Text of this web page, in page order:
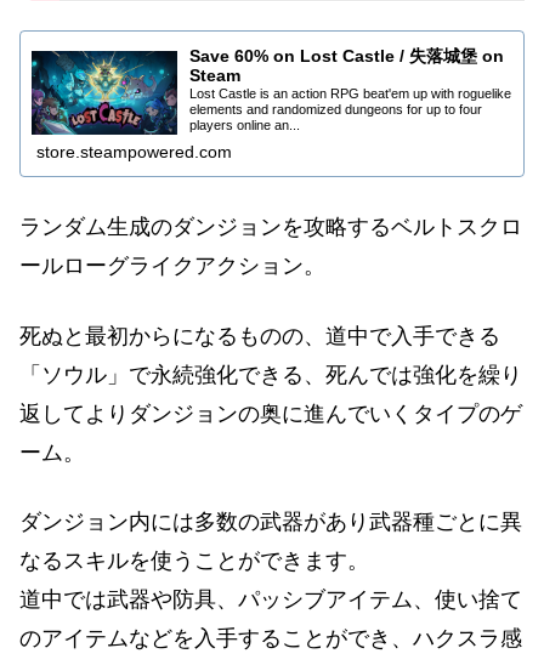
Save 60% on Lost Castle / 失落城堡 on
Steam
Lost Castle is an action RPG beat'em up with roguelike
elements and randomized dungeons for up to four
players online an...
store.steampowered.com
ランダム生成のダンジョンを攻略するベルトスクロ
ールローグライクアクション。
死ぬと最初からになるものの、道中で入手できる
「ソウル」で永続強化できる、死んでは強化を繰り
返してよりダンジョンの奥に進んでいくタイプのゲ
ーム。
ダンジョン内には多数の武器があり武器種ごとに異
なるスキルを使うことができます。
道中では武器や防具、パッシブアイテム、使い捨て
のアイテムなどを入手することができ、ハクスラ感